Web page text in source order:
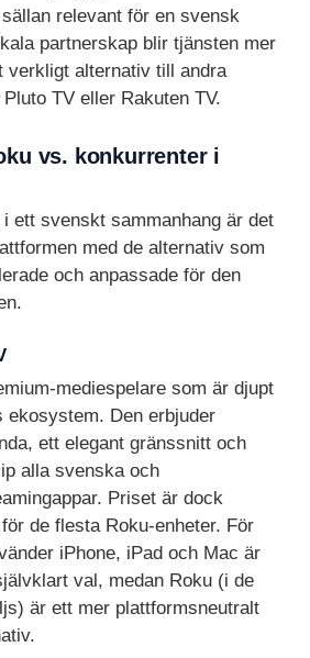
relevant för en svensk
partnerskap blir tjänsten mer
verkligt alternativ till andra
TV eller Rakuten TV.
vs. konkurrenter i
ett svenskt sammanhang är det
med de alternativ som
och anpassade för den
mediespelare som är djupt
ekosystem. Den erbjuder
ett elegant gränssnitt och
alla svenska och
Priset är dock
de flesta Roku-enheter. För
iPhone, iPad och Mac är
val, medan Roku (i de
är ett mer plattformsneutralt